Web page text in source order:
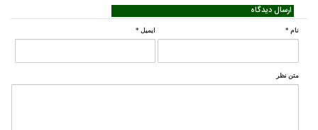
ارسال دیدگاه
نام * ایمیل *
متن نظر